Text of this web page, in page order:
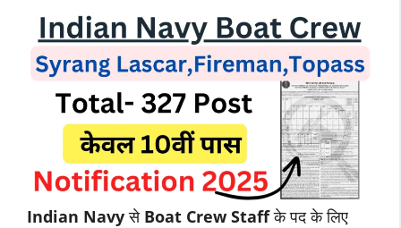
Indian Navyसे Boat Crew Staffके पद के लिए